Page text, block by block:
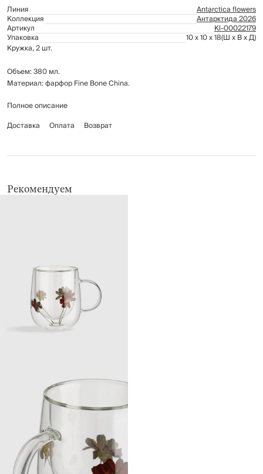
Линия
Antarctica flowers
Коллекция Антарктида 2026
Артикул Kl-00022179
Упаковка 10 x 10 x 18(Ш x В x Д)
Кружка, 2 шт.
Объем: 380 мл.
Материал: фарфор Fine Bone China.
Не подходит для использования в микроволновой печи.
Не использовать для ухода абразивные чистящие средства и жесткие
Нельзя мыть в посудомоечной машине.
Полное описание
Доставка
Оплата Возврат
Рекомендуем